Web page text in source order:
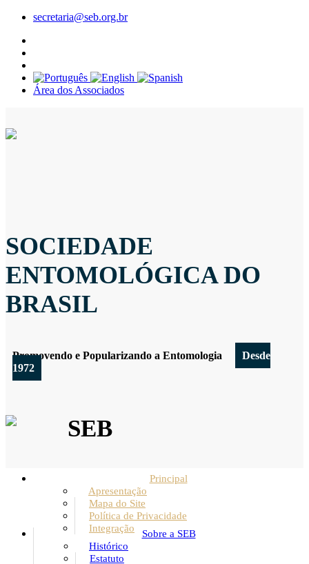
secretaria@seb.org.br
Área dos Associados
SOCIEDADE
ENTOMOLÓGICA DO
BRASIL
Promovendo e Popularizando a Entomologia
Desde
1972
SEB
Principal
Apresentação
Mapa do Site
Política de Privacidade
Integração
Sobre a SEB
Histórico
Estatuto